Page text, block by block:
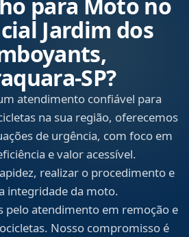
para Moto no
Jardim dos
atendimento confiável para
na sua região, oferecemos
de urgência, com foco em
e valor acessível.
realizar o procedimento e
integridade da moto.
pelo atendimento em remoção e
Nosso compromisso é